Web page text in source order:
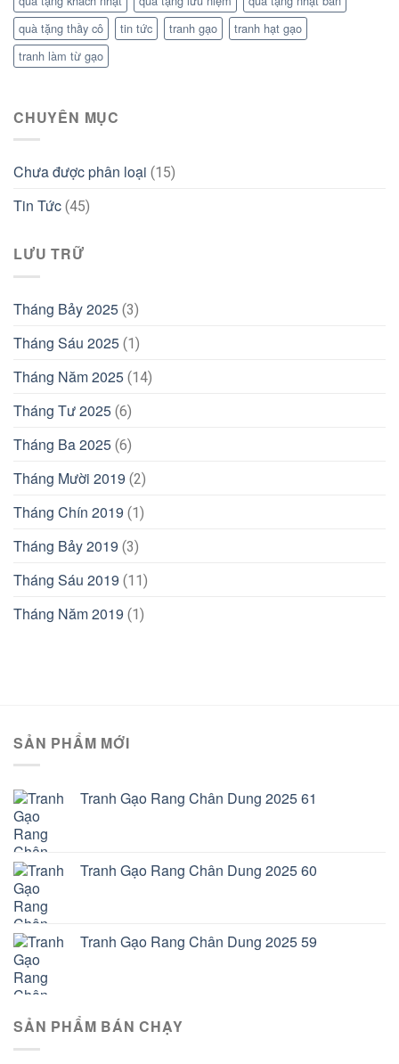
quà tặng thầy cô
tin tức tranh gạo
tranh hạt gạo
tranh làm từ gạo
CHUYÊN MỤC
Chưa được phân loại (15)
Tin Tức (45)
LƯU TRỮ
Tháng Bảy 2025 (3)
Tháng Sáu 2025 (1)
Tháng Năm 2025 (14)
Tháng Tư 2025 (6)
Tháng Ba 2025 (6)
Tháng Mười 2019 (2)
Tháng Chín 2019 (1)
Tháng Bảy 2019 (3)
Tháng Sáu 2019 (11)
Tháng Năm 2019 (1)
SẢN PHẨM MỚI
Tranh Gạo Rang Chân Dung 2025 61
Tranh Gạo Rang Chân Dung 2025 60
Tranh Gạo Rang Chân Dung 2025 59
SẢN PHẨM BÁN CHẠY